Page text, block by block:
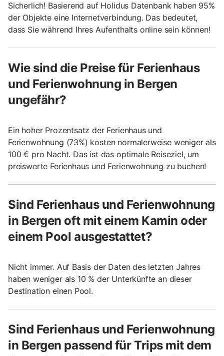
Sicherlich! Basierend auf Holidus Datenbank haben 95%
der Objekte eine Internetverbindung. Das bedeutet,
dass Sie während Ihres Aufenthalts online sein können!
Wie sind die Preise für Ferienhaus
und Ferienwohnung in Bergen
ungefähr?
Ein hoher Prozentsatz der Ferienhaus und
Ferienwohnung (73%) kosten normalerweise weniger als
100 € pro Nacht. Das ist das optimale Reiseziel, um
preiswerte Ferienhaus und Ferienwohnung zu buchen!
Sind Ferienhaus und Ferienwohnung
in Bergen oft mit einem Kamin oder
einem Pool ausgestattet?
Nicht immer. Auf Basis der Daten des letzten Jahres
haben weniger als 10 % der Unterkünfte an dieser
Destination einen Pool.
Sind Ferienhaus und Ferienwohnung
in Bergen passend für Trips mit dem